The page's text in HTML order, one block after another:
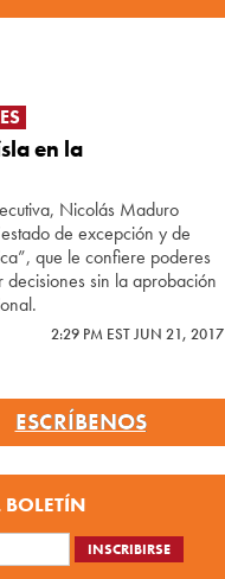
en la
Nicolás Maduro
de excepción y de
que le confiere poderes
decisiones sin la aprobación
2:29 PM EST JUN 21, 2017
ESCRÍBENOS
BOLETÍN